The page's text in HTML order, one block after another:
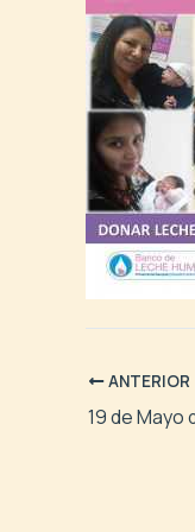
ANTERIOR
19 de Mayo